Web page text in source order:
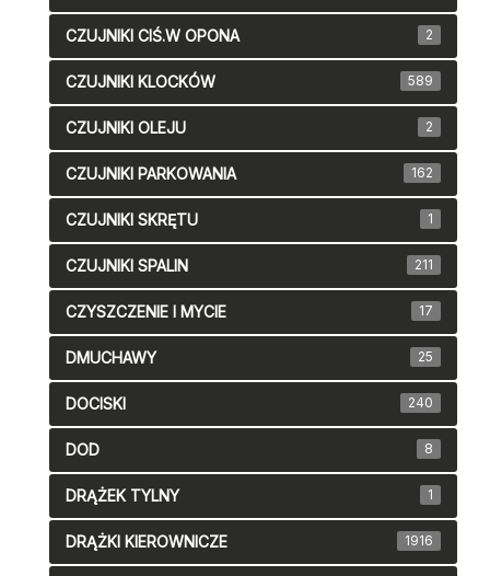
CZUJNIKI CIŚ.W OPONA 2
CZUJNIKI KLOCKÓW 589
CZUJNIKI OLEJU 2
CZUJNIKI PARKOWANIA 162
CZUJNIKI SKRĘTU 1
CZUJNIKI SPALIN 211
CZYSZCZENIE I MYCIE 17
DMUCHAWY 25
DOCISKI 240
DOD 8
DRĄŻEK TYLNY 1
DRĄŻKI KIEROWNICZE 1916